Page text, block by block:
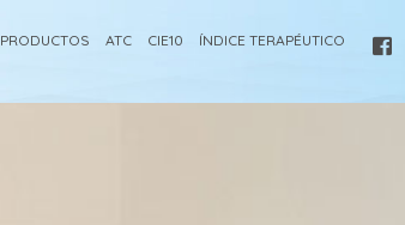
PRODUCTOS ATC CIE10 ÍNDICE TERAPÉUTICO